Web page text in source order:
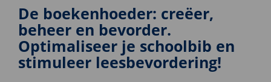
De boekenhoeder: creëer,
beheer en bevorder.
Optimaliseer je schoolbib en
stimuleer leesbevordering!